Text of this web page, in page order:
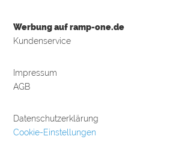
Werbung auf ramp-one.de
Kundenservice
Impressum
AGB
Datenschutzerklärung
Cookie-Einstellungen